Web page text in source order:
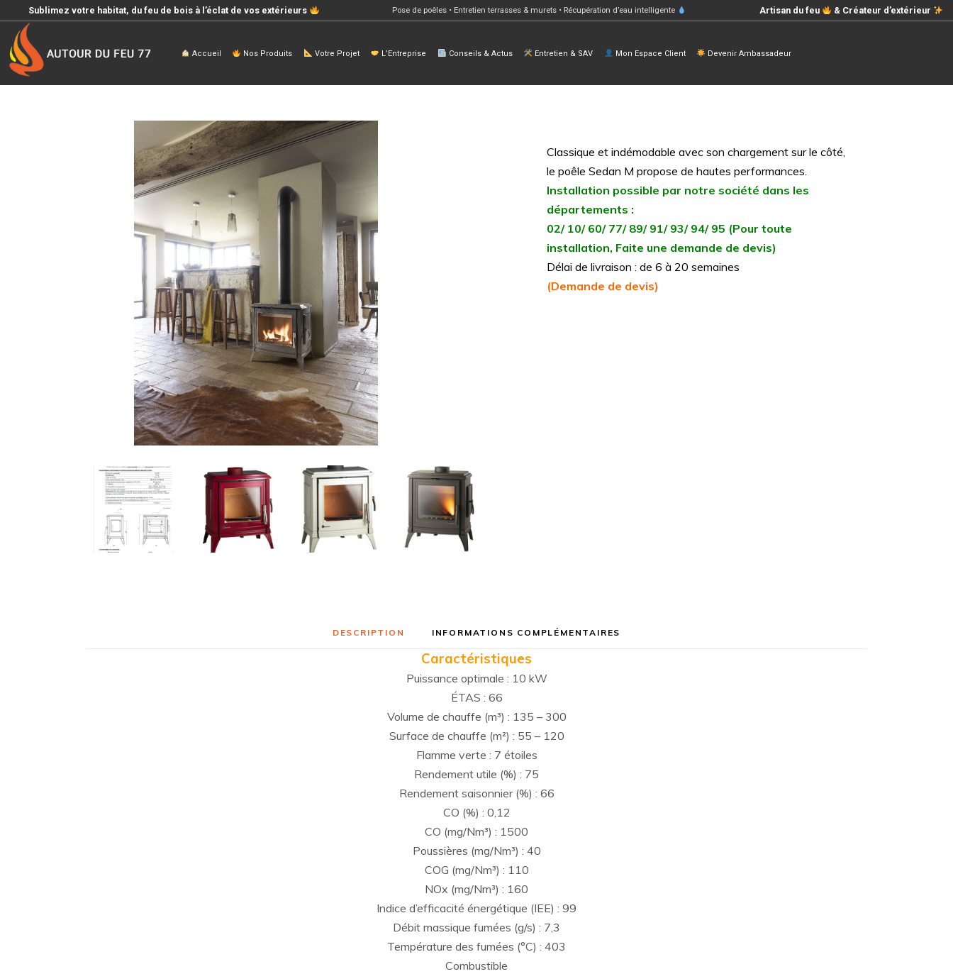
Sublimez votre habitat, du feu de bois à l’éclat de vos extérieurs Pose de poêles • Entretien terrasses & murets • Récupération d’eau intelligente Artisan du feu & Créateur d’extérieur
Accueil Nos Produits Votre Projet L’Entreprise Conseils & Actus Entretien & SAV Mon Espace Client Devenir Ambassadeur
Classique et indémodable avec son chargement sur le côté,
le poêle Sedan M propose de hautes performances.
Installation possible par notre société dans les
départements :
02/ 10/ 60/ 77/ 89/ 91/ 93/ 94/ 95 (Pour toute
installation, Faite une demande de devis)
Délai de livraison : de 6 à 20 semaines
(Demande de devis)
DESCRIPTION INFORMATIONS COMPLÉMENTAIRES
Caractéristiques
Puissance optimale : 10 kW
ÉTAS : 66
Volume de chauffe (m³) : 135 – 300
Surface de chauffe (m²) : 55 – 120
Flamme verte : 7 étoiles
Rendement utile (%) : 75
Rendement saisonnier (%) : 66
CO (%) : 0,12
CO (mg/Nm³) : 1500
Poussières (mg/Nm³) : 40
COG (mg/Nm³) : 110
NOx (mg/Nm³) : 160
Indice d’efficacité énergétique (IEE) : 99
Débit massique fumées (g/s) : 7,3
Température des fumées (°C) : 403
Combustible